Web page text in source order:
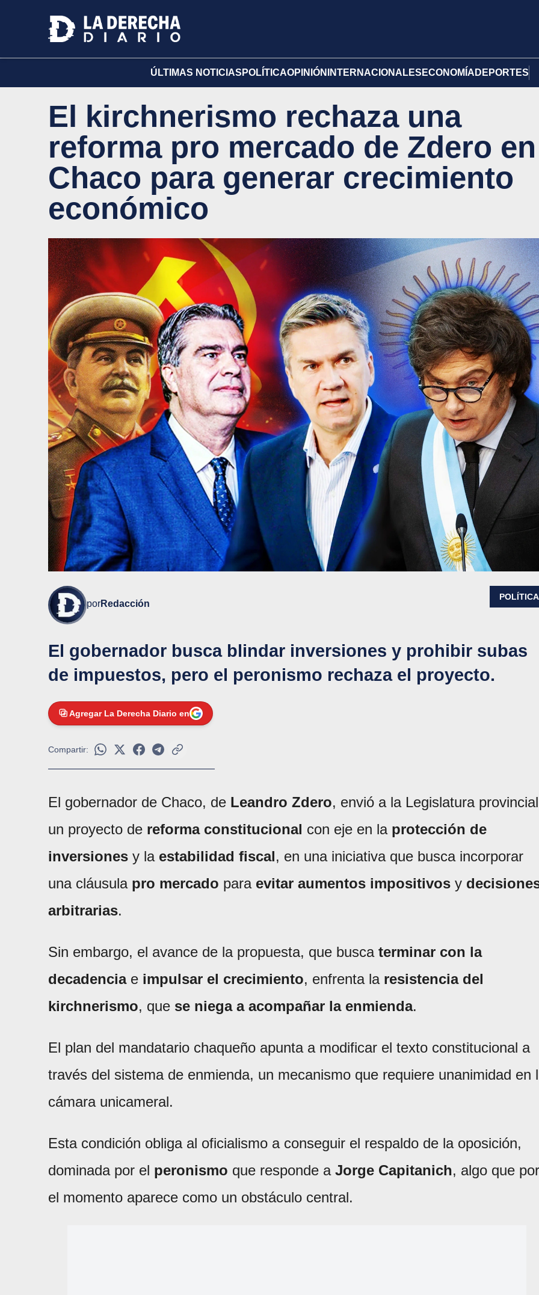
ÚLTIMAS NOTICIAS POLÍTICAOPINIÓN INTERNACIONALES ECONOMÍA DEPORTES
El kirchnerismo rechaza una
reforma pro mercado de Zdero en
Chaco para generar crecimiento
económico
porRedacción
POLÍTICA
El gobernador busca blindar inversiones y prohibir subas
de impuestos, pero el peronismo rechaza el proyecto.
Agregar La Derecha Diario en
Compartir:
El gobernador de Chaco, de Leandro Zdero, envió a la Legislatura provincial
un proyecto de reforma constitucional con eje en la protección de
inversiones y la estabilidad fiscal, en una iniciativa que busca incorporar
una cláusula pro mercado para evitar aumentos impositivos y
arbitrarias.
Sin embargo, el avance de la propuesta, que busca terminar con la
decadenciae impulsar el crecimiento, enfrenta la resistencia del
kirchnerismo, que se niega a acompañar la enmienda.
El plan del mandatario chaqueño apunta a modificar el texto constitucional a
través del sistema de enmienda, un mecanismo que requiere unanimidad en
cámara unicameral.
Esta condición obliga al oficialismo a conseguir el respaldo de la oposición,
dominada por el peronismo que responde a Jorge Capitanich, algo que por
el momento aparece como un obstáculo central.